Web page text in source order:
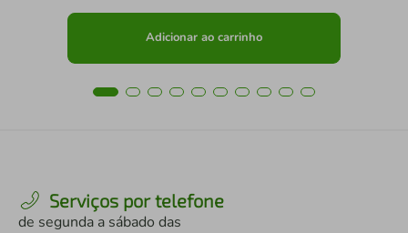
Adicionar ao carrinho
Serviços por telefone
de segunda a sábado das